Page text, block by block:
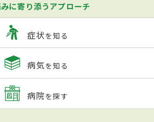
に寄り添うアプローチ
症状を知る
病気を知る
病院を探す